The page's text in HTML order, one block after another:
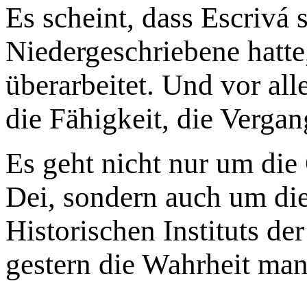
Es scheint, dass Escrivá
Niedergeschriebene
überarbeitet. Und vor
die Fähigkeit, die
Es geht nicht nur um
Dei, sondern auch um
Historischen Instituts
gestern die Wahrheit